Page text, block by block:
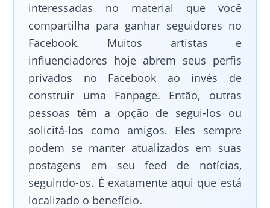
interessadas no material que você
compartilha para ganhar seguidores no
Facebook. Muitos artistas e
influenciadores hoje abrem seus perfis
privados no Facebook ao invés de
construir uma Fanpage. Então, outras
pessoas têm a opção de segui-los ou
solicitá-los como amigos. Eles sempre
podem se manter atualizados em suas
postagens em seu feed de notícias,
seguindo-os. É exatamente aqui que está
localizado o benefício.